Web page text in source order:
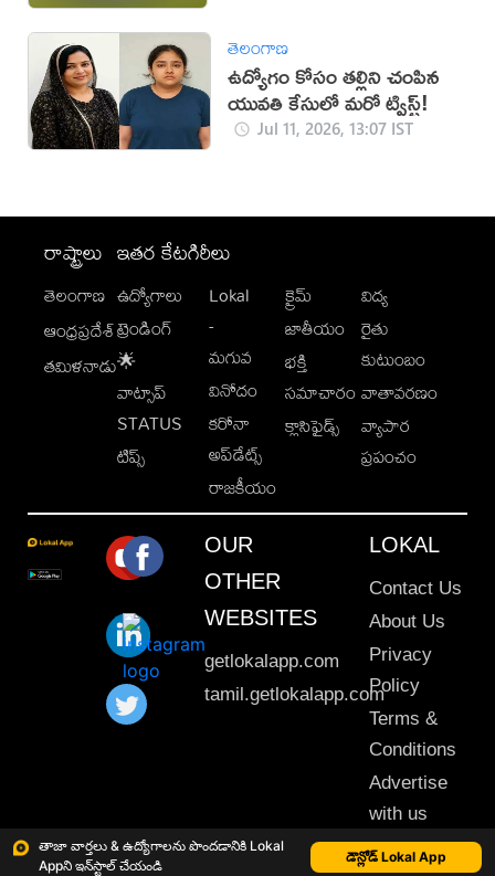
తాజా వార్తలు & ఉద్యోగాలను పొందడానికి Lokal
Appని ఇన్‌స్టాల్ చేయండి
డౌన్లోడ్ Lokal App
తెలంగాణ
ఉద్యోగం కోసం తల్లిని చంపిన
యువతి కేసులో మరో ట్విస్ట్!
Jul 11, 2026, 13:07 IST
రాష్ట్రాలు
తెలంగాణ
ఆంధ్రప్రదేశ్
తమిళనాడు
ఇతర కేటగిరీలు
ఉద్యోగాలు
ట్రెండింగ్
🌟
వాట్సాప్
STATUS
టిప్స్
Lokal
-
మగువ
వినోదం
కరోనా
అప్‌డేట్స్
రాజకీయం
క్రైమ్
జాతీయం
భక్తి
సమాచారం
క్లాసిఫైడ్స్
విద్య
రైతు
కుటుంబం
వాతావరణం
వ్యాపార
ప్రపంచం
OUR
OTHER
WEBSITES
getlokalapp.com
tamil.getlokalapp.com
LOKAL
Contact Us
About Us
Privacy
Policy
Terms &
Conditions
Advertise
with us
Sitemap
This material may not be published, transmitted, rewritten or redistributed. © 2020 Lokal App. All rights reserved.